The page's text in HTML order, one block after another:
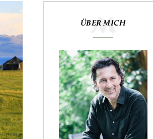
ÜBER MICH